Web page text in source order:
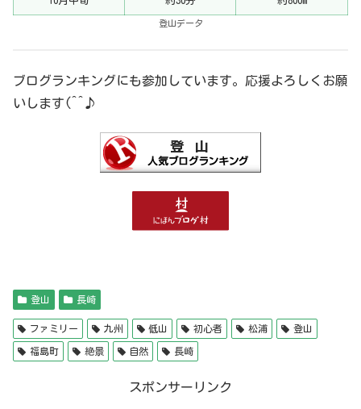
登山データ
ブログランキングにも参加しています。応援よろしくお願
いします(^^♪
登山 長崎
ファミリー 九州 低山 初心者 松浦 登山
福島町 絶景 自然 長崎
スポンサーリンク